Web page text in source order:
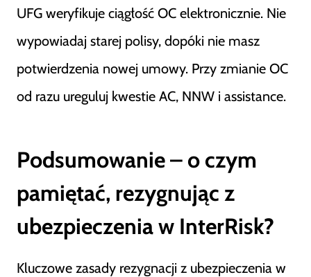
UFG weryfikuje ciągłość OC elektronicznie. Nie
wypowiadaj starej polisy, dopóki nie masz
potwierdzenia nowej umowy. Przy zmianie OC
od razu ureguluj kwestie AC, NNW i assistance.
Podsumowanie – o czym
pamiętać, rezygnując z
ubezpieczenia w InterRisk?
Kluczowe zasady rezygnacji z ubezpieczenia w